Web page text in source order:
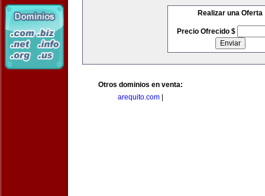
Realizar una Oferta
Precio Ofrecido $
Otros dominios en venta:
arequito.com